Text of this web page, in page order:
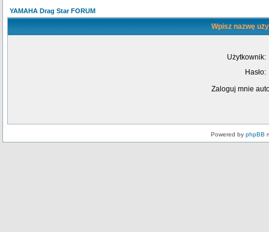
YAMAHA Drag Star FORUM
Wpisz nazwę
Użytkownik:
Hasło:
Zaloguj mnie
Powered by phpBB